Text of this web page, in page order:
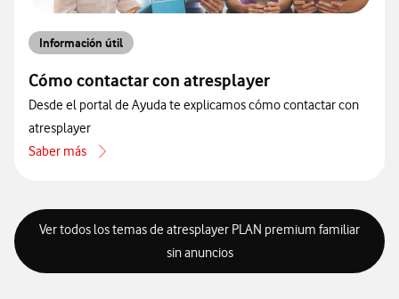
Información útil
Cómo contactar con atresplayer
Desde el portal de Ayuda te explicamos cómo contactar con
atresplayer
Saber más
acerca de Cómo contactar con atresplayer
Ver todos los temas de atresplayer PLAN premium familiar
sin anuncios